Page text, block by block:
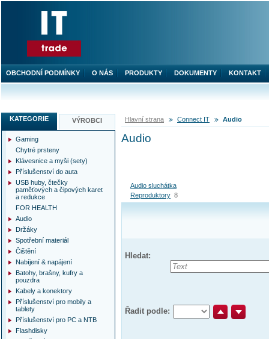
Hlavní strana Connect IT Audio
Audio
Audio sluchátka
Reproduktory 8
Hledat:
Řadit podle:
KATEGORIE VÝROBCI
Gaming
Chytré prsteny
Klávesnice a myši (sety)
Příslušenství do auta
USB huby, čtečky
paměťových a čipových karet
a redukce
FOR HEALTH
Audio
Držáky
Spotřební materiál
Čištění
Nabíjení & napájení
Batohy, brašny, kufry a
pouzdra
Kabely a konektory
Příslušenství pro mobily a
tablety
Příslušenství pro PC a NTB
Flashdisky
OBCHODNÍ PODMÍNKY O NÁS PRODUKTY DOKUMENTY KONTAKT